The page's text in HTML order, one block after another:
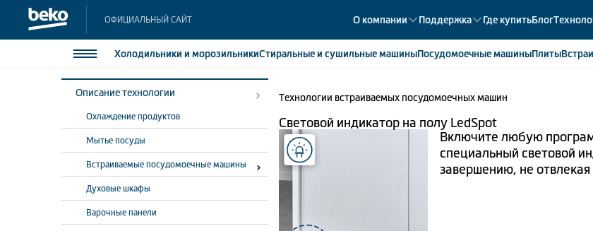
ОФИЦИАЛЬНЫЙ САЙТ О компании Поддержка Где купитьБлог
Холодильники и морозильникиСтиральные и сушильные машиныПосудомоечныемашиныПлиты
Стиральные и сушильные машины
Посудомоечные машины
Плиты
Холодильники358
Морозильные камеры43
Морозильные лари
Встраиваемые холодильники
Встраиваемые морозильные камеры
Tехнологии Встраиваемые посудомоечные машины
Описание технологии
Охлаждение продуктов
Мытье посуды
Встраиваемые посудомоечные машины
Духовые шкафы
Варочные панели
Технологии встраиваемых посудомоечных машин
Световой индикатор на полу LedSpot
Включите любую
специальный световой
завершению, не